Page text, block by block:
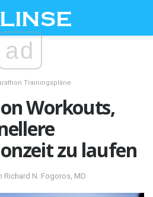
ad
Trainingspläne
Workouts,
zu laufen
Richard N. Fogoros, MD